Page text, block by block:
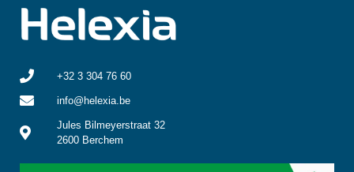
+32 3 304 76 60
info@helexia.be
Jules Bilmeyerstraat 32
2600 Berchem